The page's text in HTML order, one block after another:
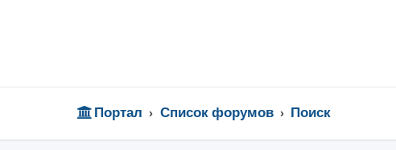
Портал Список форумов Поиск